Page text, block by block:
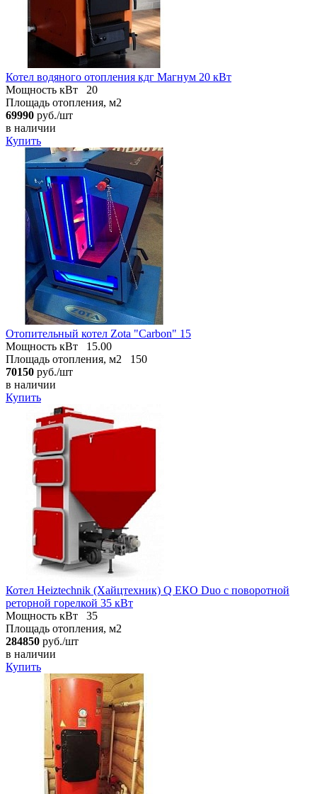
Котел водяного отопления кдг Магнум 20 кВт
Мощность кВт
20
Площадь отопления, м2
69990 руб./шт
в наличии
Купить
Отопительный котел Zota "Carbon" 15
Мощность кВт
15.00
Площадь отопления, м2
150
70150 руб./шт
в наличии
Купить
Котел Heiztechnik (Хайцтехник) Q ЕКO Duo с поворотной
реторной горелкой 35 кВт
Мощность кВт
35
Площадь отопления, м2
284850 руб./шт
в наличии
Купить